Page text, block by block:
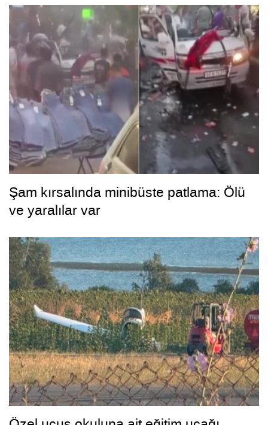
Şam kırsalında minibüste patlama: Ölü
ve yaralılar var